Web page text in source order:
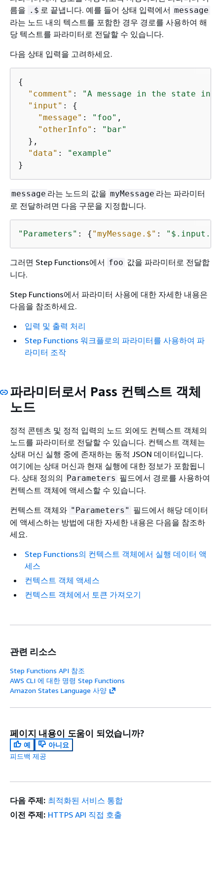
름을 .$ 로 끝냅니다. 예를 들어 상태 입력에서 message
라는 노드 내의 텍스트를 포함한 경우 경로를 사용하여 해
당 텍스트를 파라미터로 전달할 수 있습니다.
다음 상태 입력을 고려하세요.
{
"comment" :
"A message in the state
"input" : {
"message" : "foo" ,
"otherInfo" :
"bar"
  },
"data" :
"example"
}
message 라는 노드의 값을 myMessage 라는 파라미터
로 전달하려면 다음 구문을 지정합니다.
"Parameters" : { "myMessage.$" :
그러면 Step Functions에서 foo 값을 파라미터로 전달합
니다.
Step Functions에서 파라미터 사용에 대한 자세한 내용은
다음을 참조하세요.
입력 및 출력 처리
Step Functions 워크플로의 파라미터를 사용하여 파
라미터 조작
파라미터로서 Pass 컨텍스트 객체
노드
정적 콘텐츠 및 정적 입력의 노드 외에도 컨텍스트 객체의
노드를 파라미터로 전달할 수 있습니다. 컨텍스트 객체는
상태 머신 실행 중에 존재하는 동적 JSON 데이터입니다.
여기에는 상태 머신과 현재 실행에 대한 정보가 포함됩니
다. 상태 정의의 Parameters 필드에서 경로를 사용하여
컨텍스트 객체에 액세스할 수 있습니다.
컨텍스트 객체와 "Parameters" 필드에서 해당 데이터
에 액세스하는 방법에 대한 자세한 내용은 다음을 참조하
세요.
Step Functions의 컨텍스트 객체에서 실행 데이터 액
세스
컨텍스트 객체 액세스
컨텍스트 객체에서 토큰 가져오기
관련 리소스
Step Functions API 참조
AWS CLI 에 대한 명령 Step Functions
Amazon States Language 사양
페이지 내용이 도움이 되었습니까?
예
아니요
피드백 제공
다음 주제: 최적화된 서비스 통합
이전 주제: HTTPS API 직접 호출